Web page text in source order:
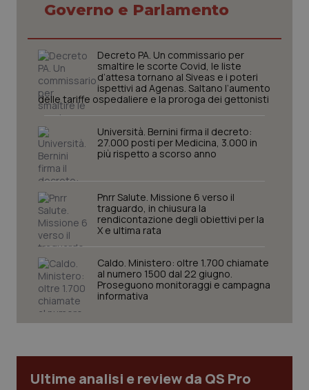
Governo e Parlamento
Decreto PA. Un commissario per
smaltire le scorte Covid, le liste
d’attesa tornano al Siveas e i poteri
ispettivi ad Agenas. Saltano l’aumento
delle tariffe ospedaliere e la proroga dei gettonisti
Università. Bernini firma il decreto:
27.000 posti per Medicina, 3.000 in
più rispetto a scorso anno
Pnrr Salute. Missione 6 verso il
traguardo, in chiusura la
rendicontazione degli obiettivi per la
X e ultima rata
Caldo. Ministero: oltre 1.700 chiamate
al numero 1500 dal 22 giugno.
Proseguono monitoraggi e campagna
informativa
Ultime analisi e review da QS Pro